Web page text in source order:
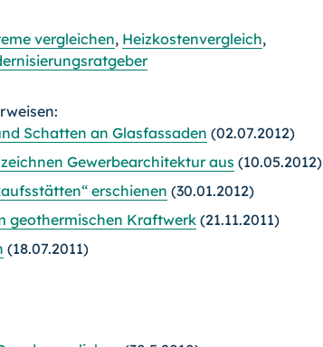
vergleichen, Heizkostenvergleich,
Schatten an Glasfassaden (02.07.2012)
Gewerbearchitektur aus (10.05.2012)
erschienen (30.01.2012)
geothermischen Kraftwerk (21.11.2011)
(18.07.2011)